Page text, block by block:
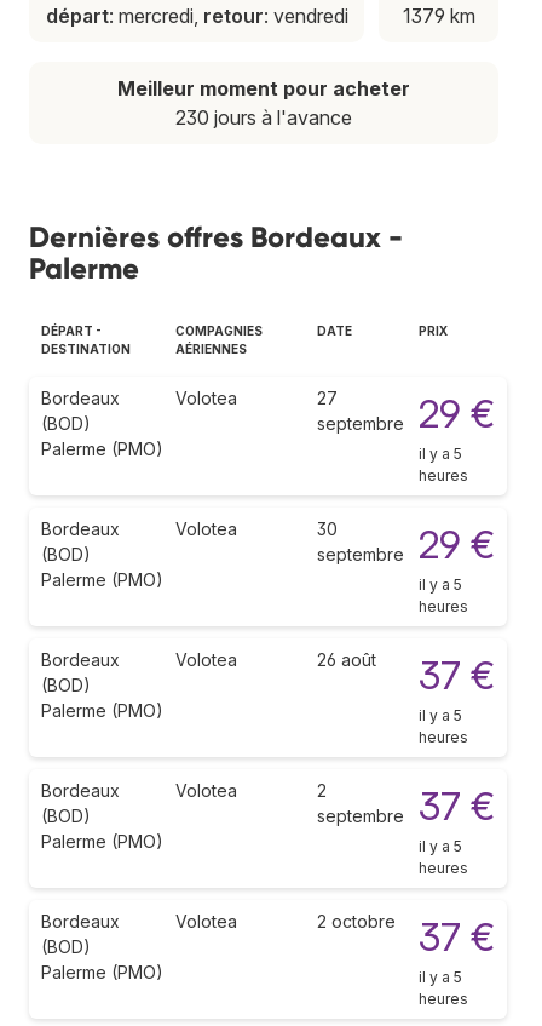
départ: mercredi, retour: vendredi
1379 km
Meilleur moment pour acheter
230 jours à l'avance
Dernières offres Bordeaux -
Palerme
DÉPART -
DESTINATION
COMPAGNIES
AÉRIENNES
DATE PRIX
Bordeaux
(BOD)
Palerme (PMO)
Volotea
27
septembre
29 €
il y a 5
heures
Bordeaux
(BOD)
Palerme (PMO)
Volotea
30
septembre
29 €
il y a 5
heures
Bordeaux
(BOD)
Palerme (PMO)
Volotea 26 août 37 €
il y a 5
heures
Bordeaux
(BOD)
Palerme (PMO)
Volotea
2
septembre
37 €
il y a 5
heures
Bordeaux
(BOD)
Palerme (PMO)
Volotea 2 octobre 37 €
il y a 5
heures